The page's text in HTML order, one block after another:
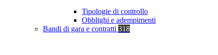
Tipologie di controllo
Obblighi e adempimenti
Bandi di gara e contratti 318